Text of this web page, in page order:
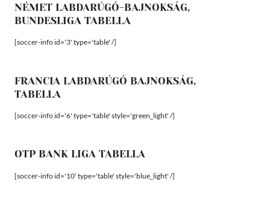
NÉMET LABDARÚGÓ-BAJNOKSÁG,
BUNDESLIGA TABELLA
[soccer-info id='3' type='table' /]
FRANCIA LABDARÚGÓ BAJNOKSÁG,
TABELLA
[soccer-info id='6' type='table' style='green_light' /]
OTP BANK LIGA TABELLA
[soccer-info id='10' type='table' style='blue_light' /]